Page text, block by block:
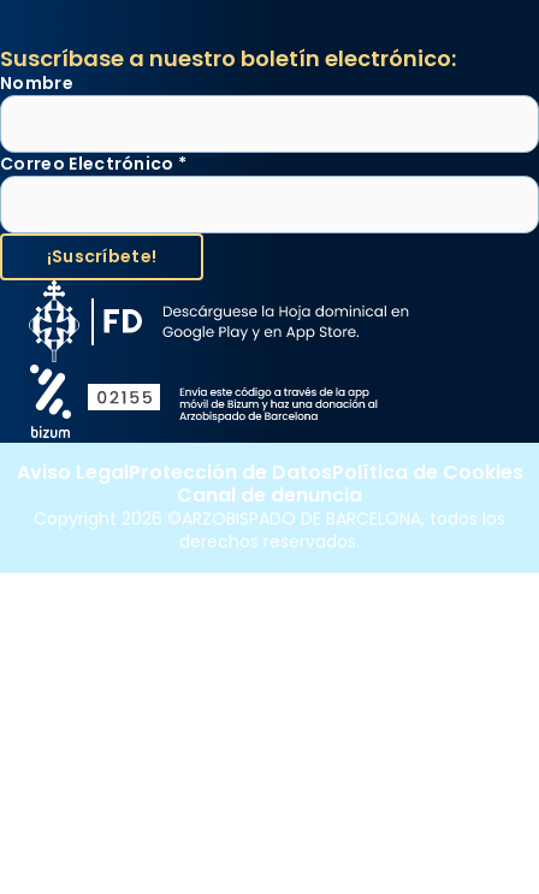
Suscríbase a nuestro boletín electrónico:
Nombre
Correo Electrónico *
Copyright 2026 ©ARZOBISPADO DE BARCELONA, todos los
derechos reservados.
Aviso LegalProtección de DatosPolítica de Cookies
Canal de denuncia